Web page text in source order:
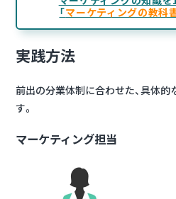
「マーケティングの教科
実践方法
前出の分業体制に合わせた、具体
す。
マーケティング担当